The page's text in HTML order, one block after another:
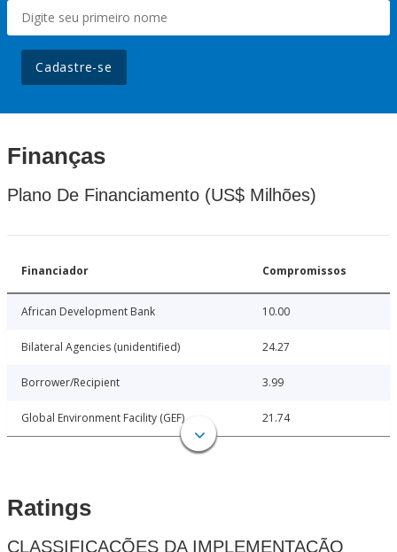
Cadastre-se
Finanças
Plano De Financiamento (US$ Milhões)
Financiador Compromissos
African Development Bank 10.00
Bilateral Agencies (unidentified) 24.27
Borrower/Recipient 3.99
Global Environment Facility (GEF) 21.74
Ratings
CLASSIFICAÇÕES DA IMPLEMENTAÇÃO